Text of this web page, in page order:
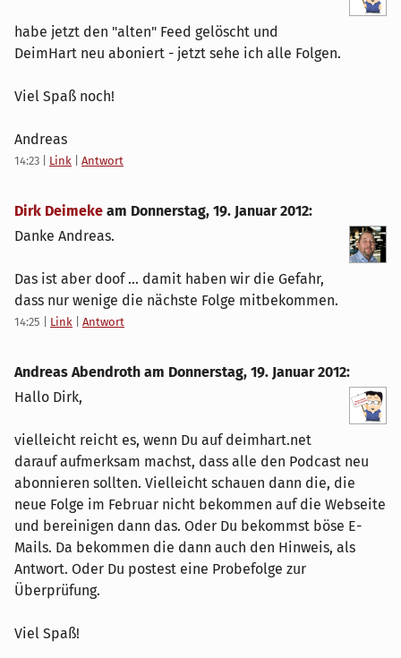
habe jetzt den "alten" Feed gelöscht und
DeimHart neu aboniert - jetzt sehe ich alle Folgen.
Viel Spaß noch!
Andreas
14:23 Link Antwort
Dirk Deimeke am Donnerstag, 19. Januar 2012:
Danke Andreas.
Das ist aber doof ... damit haben wir die Gefahr,
dass nur wenige die nächste Folge mitbekommen.
14:25 Link Antwort
Andreas Abendroth am Donnerstag, 19. Januar 2012:
Hallo Dirk,
vielleicht reicht es, wenn Du auf deimhart.net
darauf aufmerksam machst, dass alle den Podcast neu
abonnieren sollten. Vielleicht schauen dann die, die
neue Folge im Februar nicht bekommen auf die Webseite
und bereinigen dann das. Oder Du bekommst böse E-
Mails. Da bekommen die dann auch den Hinweis, als
Antwort. Oder Du postest eine Probefolge zur
Überprüfung.
Viel Spaß!